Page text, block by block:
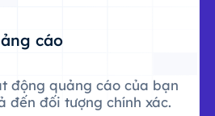
cáo
động quảng cáo của bạn
đến đối tượng chính xác.